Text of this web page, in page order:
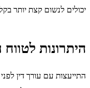
יכולים לנשום קצת יותר
היתרונות
התייעצות עם עורך דין